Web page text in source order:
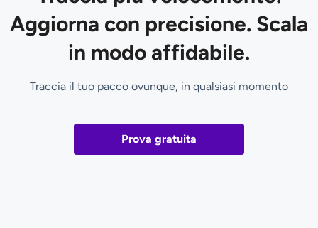
Aggiorna con precisione. Scala
in modo affidabile.
Traccia il tuo pacco ovunque, in qualsiasi momento
Prova gratuita